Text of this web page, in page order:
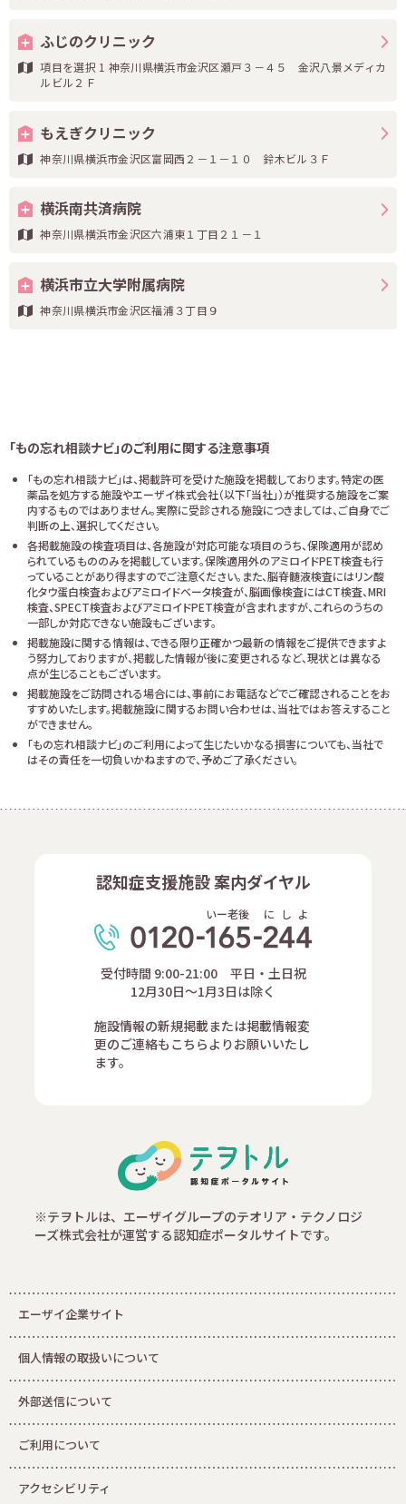
ふじのクリニック
項目を選択 1 神奈川県横浜市金沢区瀬戸３－４５ 金沢八景メディカ
ルビル２Ｆ
もえぎクリニック
神奈川県横浜市金沢区富岡西２－１－１０ 鈴木ビル３Ｆ
横浜南共済病院
神奈川県横浜市金沢区六浦東１丁目２１－１
横浜市立大学附属病院
神奈川県横浜市金沢区福浦３丁目９
「もの忘れ相談ナビ」のご利用に関する注意事項
「もの忘れ相談ナビ」は、掲載許可を受けた施設を掲載しております。特定の医
薬品を処方する施設やエーザイ株式会社（以下「当社」）が推奨する施設をご案
内するものではありません。実際に受診される施設につきましては、ご自身でご
判断の上、選択してください。
各掲載施設の検査項目は、各施設が対応可能な項目のうち、保険適用が認め
られているもののみを掲載しています。保険適用外のアミロイドPET検査も行
っていることがあり得ますのでご注意ください。また、脳脊髄液検査にはリン酸
化タウ蛋白検査およびアミロイドベータ検査が、脳画像検査にはCT検査、MRI
検査、SPECT検査およびアミロイドPET検査が含まれますが、これらのうちの
一部しか対応できない施設もございます。
掲載施設に関する情報は、できる限り正確かつ最新の情報をご提供できますよ
う努力しておりますが、掲載した情報が後に変更されるなど、現状とは異なる
点が生じることもございます。
掲載施設をご訪問される場合には、事前にお電話などでご確認されることをお
すすめいたします。掲載施設に関するお問い合わせは、当社ではお答えすること
ができません。
「もの忘れ相談ナビ」のご利用によって生じたいかなる損害についても、当社で
はその責任を一切負いかねますので、予めご了承ください。
認知症支援施設 案内ダイヤル
いー老後 に し よ
受付時間 9:00-21:00 平日・土日祝
12月30日～1月3日は除く
施設情報の新規掲載または掲載情報変
更のご連絡もこちらよりお願いいたし
ます。
※テヲトルは、エーザイグループのテオリア・テクノロジ
ーズ株式会社が運営する認知症ポータルサイトです。
エーザイ企業サイト
個人情報の取扱いについて
外部送信について
ご利用について
アクセシビリティ